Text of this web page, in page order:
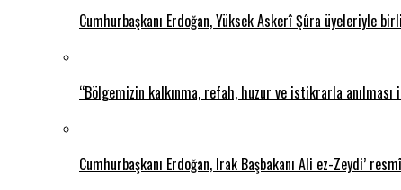
Cumhurbaşkanı Erdoğan, Yüksek Askerî Şûra üyeleriyle
“Bölgemizin kalkınma, refah, huzur ve istikrarla
Cumhurbaşkanı Erdoğan, Irak Başbakanı Ali ez-Zeydi’